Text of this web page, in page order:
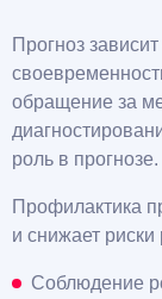
Прогноз
обращение за
роль в прогнозе.
Профилактика
и снижает
Соблюдение